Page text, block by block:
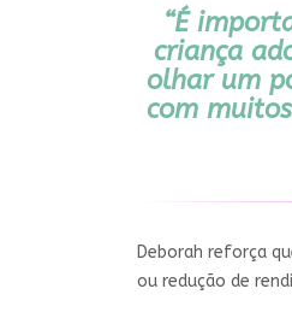
“É
criança
olhar um
com
Deborah reforça
ou redução de